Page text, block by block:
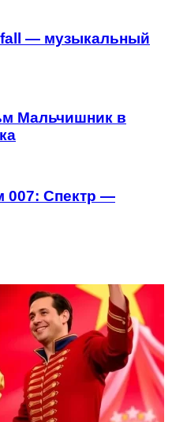
— музыкальный
Мальчишник в
007: Спектр —